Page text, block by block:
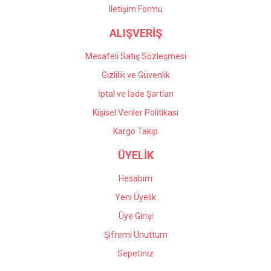
Önder Kaçar | 20/05/2026İletişim Formu
ALIŞVERİŞ
Mesafeli Satış Sözleşmesi
Gizlilik ve Güvenlik
İptal ve İade Şartları
Kişisel Veriler Politikası
Kargo Takip
ÜYELİK
Hesabım
Yeni Üyelik
Üye Girişi
Şifremi Unuttum
Sepetiniz